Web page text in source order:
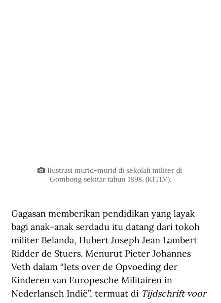
Ilustrasi murid-murid di sekolah militer di
Gombong sekitar tahun 1898. (KITLV).
Gagasan memberikan pendidikan yang layak
bagi anak-anak serdadu itu datang dari tokoh
militer Belanda, Hubert Joseph Jean Lambert
Ridder de Stuers. Menurut Pieter Johannes
Veth dalam “Iets over de Opvoeding der
Kinderen van Europesche Militairen in
Nederlansch Indië”, termuat di Tijdschrift voor